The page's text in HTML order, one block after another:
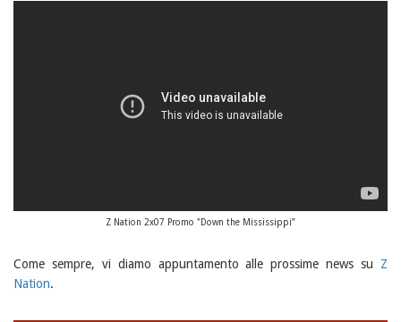
Z Nation 2x07 Promo "Down the Mississippi”
Come sempre, vi diamo appuntamento alle prossime news su Z
Nation.